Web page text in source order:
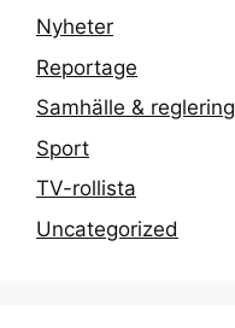
Nyheter
Reportage
Samhälle & reglering
Sport
TV-rollista
Uncategorized